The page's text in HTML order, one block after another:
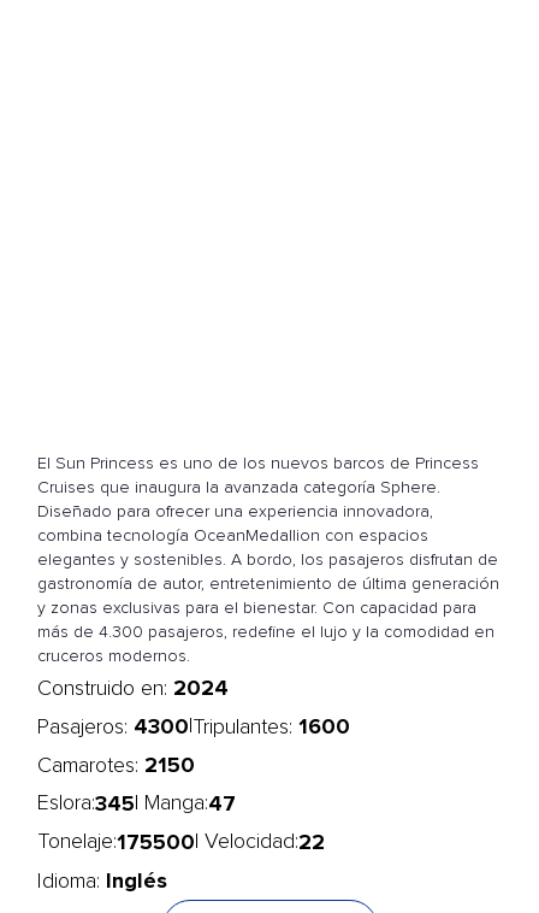
El Sun Princess es uno de los nuevos barcos de Princess
Cruises que inaugura la avanzada categoría Sphere.
Diseñado para ofrecer una experiencia innovadora,
combina tecnología OceanMedallion con espacios
elegantes y sostenibles. A bordo, los pasajeros disfrutan de
gastronomía de autor, entretenimiento de última generación
y zonas exclusivas para el bienestar. Con capacidad para
más de 4.300 pasajeros, redefine el lujo y la comodidad en
cruceros modernos.
Construido en: 2024
Pasajeros: 4300 Tripulantes: 1600
Camarotes: 2150
Eslora:345 | Manga:47
Tonelaje:175500 | Velocidad:22
Idioma: Inglés